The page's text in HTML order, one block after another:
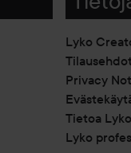
Lyko
Tilausehdot
Privacy
Tietoa
Lyko